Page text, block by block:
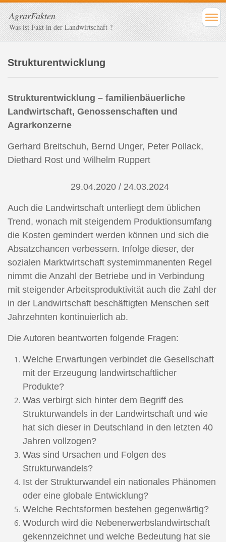
AgrarFakten
Was ist Fakt in der Landwirtschaft ?
Strukturentwicklung
Strukturentwicklung – familienbäuerliche
Landwirtschaft, Genossenschaften und
Agrarkonzerne
Gerhard Breitschuh, Bernd Unger, Peter Pollack,
Diethard Rost und Wilhelm Ruppert
29.04.2020 / 24.03.2024
Auch die Landwirtschaft unterliegt dem üblichen
Trend, wonach mit steigendem Produktionsumfang
die Kosten gemindert werden können und sich die
Absatzchancen verbessern. Infolge dieser, der
sozialen Marktwirtschaft systemimmanenten Regel
nimmt die Anzahl der Betriebe und in Verbindung
mit steigender Arbeitsproduktivität auch die Zahl der
in der Landwirtschaft beschäftigten Menschen seit
Jahrzehnten kontinuierlich ab.
Die Autoren beantworten folgende Fragen:
Welche Erwartungen verbindet die Gesellschaft
mit der Erzeugung landwirtschaftlicher
Produkte?
Was verbirgt sich hinter dem Begriff des
Strukturwandels in der Landwirtschaft und wie
hat sich dieser in Deutschland in den letzten 40
Jahren vollzogen?
Was sind Ursachen und Folgen des
Strukturwandels?
Ist der Strukturwandel ein nationales Phänomen
oder eine globale Entwicklung?
Welche Rechtsformen bestehen gegenwärtig?
Wodurch wird die Nebenerwerbslandwirtschaft
gekennzeichnet und welche Bedeutung hat sie